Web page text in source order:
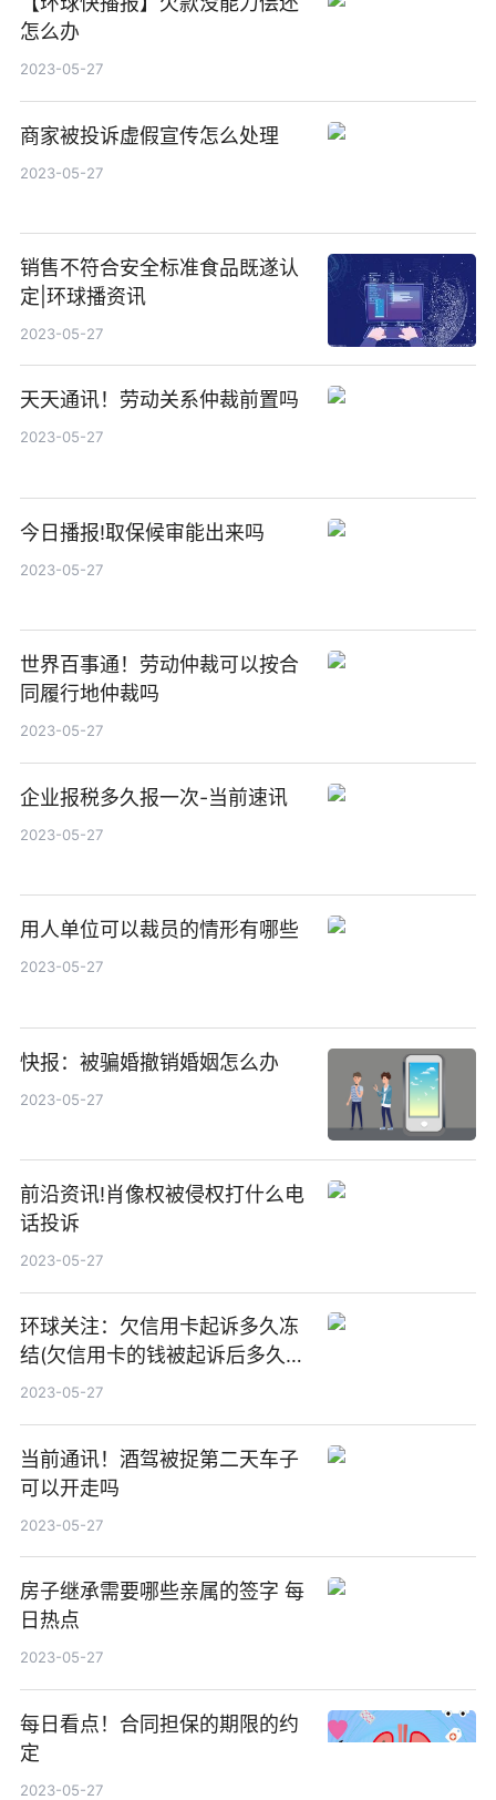
怎么办
2023-05-27
商家被投诉虚假宣传怎么处理
2023-05-27
销售不符合安全标准食品既遂认
定|环球播资讯
2023-05-27
天天通讯！劳动关系仲裁前置吗
2023-05-27
今日播报!取保候审能出来吗
2023-05-27
世界百事通！劳动仲裁可以按合
同履行地仲裁吗
2023-05-27
企业报税多久报一次-当前速讯
2023-05-27
用人单位可以裁员的情形有哪些
2023-05-27
快报：被骗婚撤销婚姻怎么办
2023-05-27
前沿资讯!肖像权被侵权打什么电
话投诉
2023-05-27
环球关注：欠信用卡起诉多久冻
结(欠信用卡的钱被起诉后多久抓
人)
2023-05-27
当前通讯！酒驾被捉第二天车子
可以开走吗
2023-05-27
房子继承需要哪些亲属的签字 每
日热点
2023-05-27
每日看点！合同担保的期限的约
定
2023-05-27